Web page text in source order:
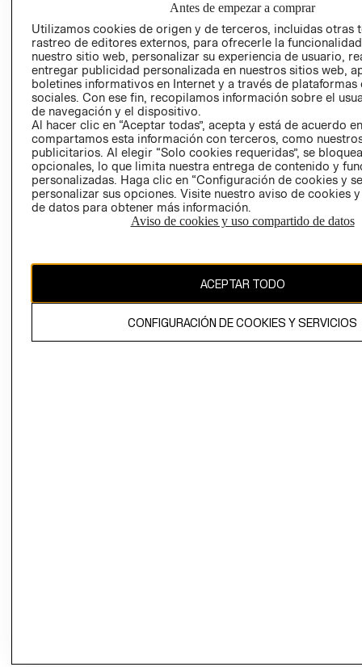
GIFT CARD
AVISO DE
COOKIES
LIBRO DE
Ecuador ($)
propiedad de H&M Hennes & Mauritz AB.
RECIÉN NACIDO
NOVEDADES
Antes de empezar a comprar
Utilizamos cookies de origen y de terceros, incluidas otras
rastreo de editores externos, para ofrecerle la
nuestro sitio web, personalizar su experiencia de usuario,
entregar publicidad personalizada en nuestros sitios web,
boletines informativos en Internet y a través de plataformas
sociales. Con ese fin, recopilamos información sobre el
de navegación y el dispositivo.
Al hacer clic en “Aceptar todas”, acepta y está de acuerdo
compartamos esta información con terceros, como
publicitarios. Al elegir “Solo cookies requeridas”, se
opcionales, lo que limita nuestra entrega de contenido y
personalizadas. Haga clic en “Configuración de cookies y
personalizar sus opciones. Visite nuestro aviso de cookies
de datos para obtener más información.
Aviso de cookies y uso compartido de datos
ACEPTAR TODO
CONFIGURACIÓN DE COOKIES Y SERVICIOS